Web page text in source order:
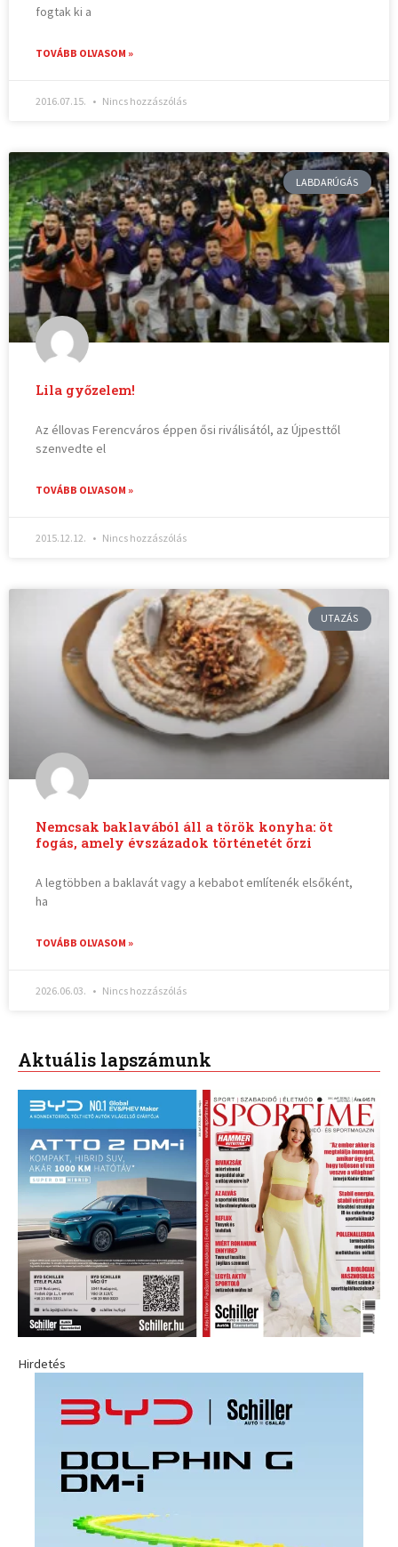
fogtak ki a
TOVÁBB OLVASOM »
2016.07.15. Nincs hozzászólás
LABDARÚGÁS
Lila győzelem!
Az éllovas Ferencváros éppen ősi riválisától, az Újpesttől
szenvedte el
TOVÁBB OLVASOM »
2015.12.12. Nincs hozzászólás
UTAZÁS
Nemcsak baklavából áll a török konyha: öt
fogás, amely évszázadok történetét őrzi
A legtöbben a baklavát vagy a kebabot említenék elsőként,
ha
TOVÁBB OLVASOM »
2026.06.03. Nincs hozzászólás
Aktuális lapszámunk
Hirdetés